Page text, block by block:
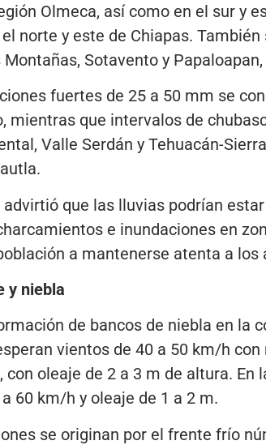
Olmeca, así como en el sur y
el norte y este de Chiapas.
Sotavento y
fuertes de 25 a 50 mm se
mientras que intervalos de
Valle Serdán y Tehuacán-
advirtió que las lluvias podrían
e inundaciones en
a mantenerse atenta a los
y niebla
de bancos de niebla en la
vientos de 40 a 50 km/h
con oleaje de 2 a 3 m de altura.
60 km/h y oleaje de 1 a 2 m.
se originan por el frente frío